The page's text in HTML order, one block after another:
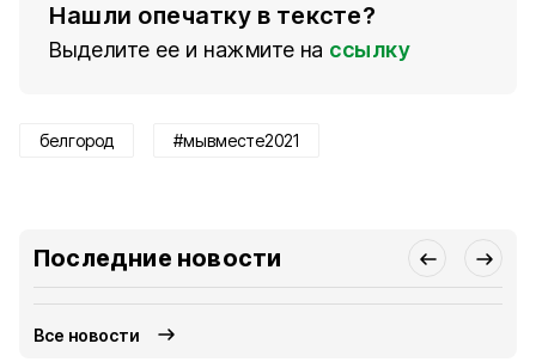
Нашли опечатку в тексте?
Выделите ее и нажмите на ссылку
белгород #мывместе2021
Последние новости
Все новости